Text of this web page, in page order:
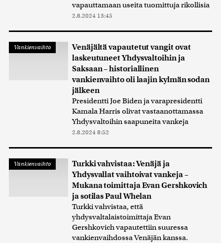
vapauttamaan useita tuomittuja rikollisia
2.8.2024 13:45
Vankienvaihto
Venäjältä vapautetut vangit ovat
laskeutuneet Yhdysvaltoihin ja
Saksaan – historiallinen
vankienvaihto oli laajin kylmän sodan
jälkeen
Presidentti Joe Biden ja varapresidentti
Kamala Harris olivat vastaanottamassa
Yhdysvaltoihin saapuneita vankeja
2.8.2024 8:52
Vankienvaihto
Turkki vahvistaa: Venäjä ja
Yhdysvallat vaihtoivat vankeja –
Mukana toimittaja Evan Gershkovich
ja sotilas Paul Whelan
Turkki vahvistaa, että
yhdysvaltalaistoimittaja Evan
Gershkovich vapautettiin suuressa
vankienvaihdossa Venäjän kanssa.